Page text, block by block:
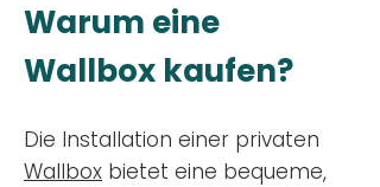
Warum eine
Wallbox kaufen?
Die Installation einer privaten
Wallbox bietet eine bequeme,